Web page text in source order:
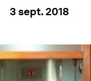
3 sept. 2018